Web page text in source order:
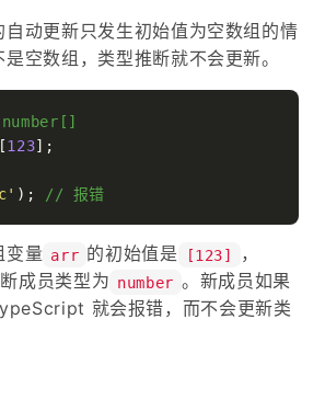
动更新只发生初始值为空数组的情
空数组，类型推断就不会更新。
123];
); // 报错
变量 arr 的初始值是 [123]
，
成员类型为 number 。新成员如果
就会报错，而不会更新类